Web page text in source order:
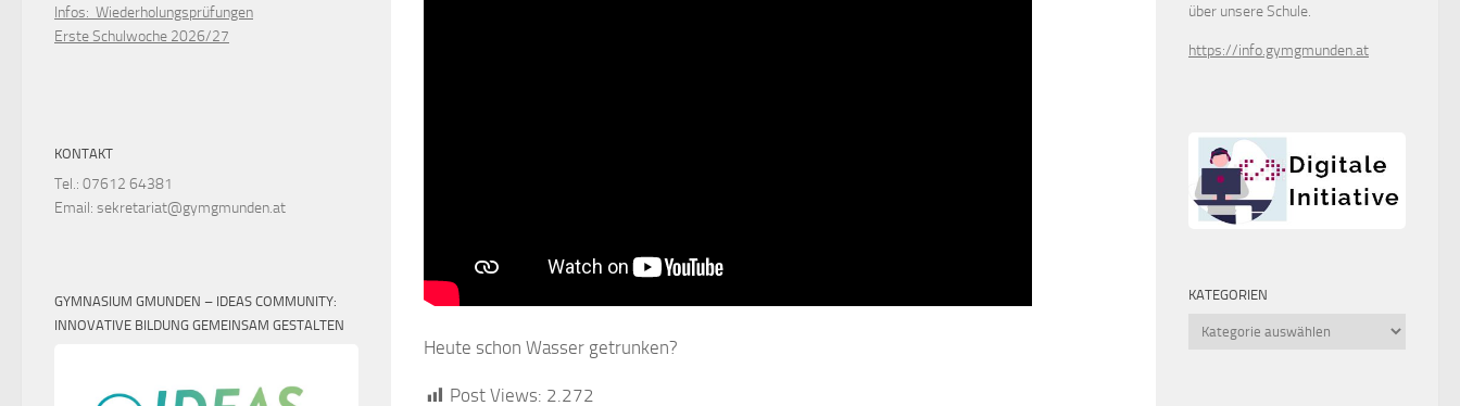
Heute schon Wasser getrunken?
Post Views: 2.272
Infos: Wiederholungsprüfungen
Erste Schulwoche 2026/27
KONTAKT
Tel.: 07612 64381
Email: sekretariat@gymgmunden.at
GYMNASIUM GMUNDEN – IDEAS COMMUNITY:
INNOVATIVE BILDUNG GEMEINSAM GESTALTEN
über unsere Schule.
https://info.gymgmunden.at
KATEGORIEN
Kategorien